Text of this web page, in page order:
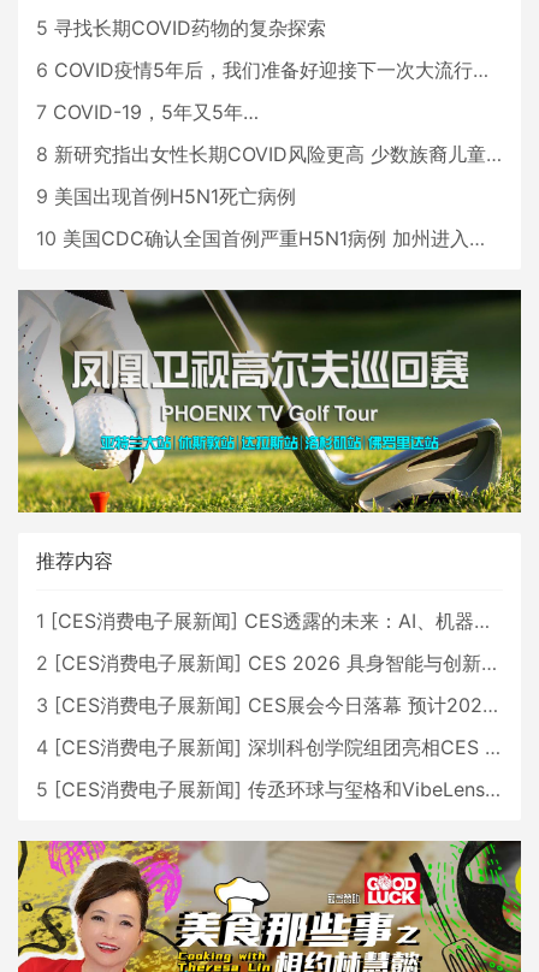
5 寻找长期COVID药物的复杂探索
6 COVID疫情5年后，我们准备好迎接下一次大流行了吗？
7 COVID-19，5年又5年…
8 新研究指出女性长期COVID风险更高 少数族裔儿童存在差异
9 美国出现首例H5N1死亡病例
10 美国CDC确认全国首例严重H5N1病例 加州进入紧急状态
推荐内容
1 [CES消费电子展新闻] CES透露的未来：AI、机器人与智能生活大爆发
2 [CES消费电子展新闻] CES 2026 具身智能与创新领域 中国公司大放异彩
3 [CES消费电子展新闻] CES展会今日落幕 预计2026行业收入将超五千亿美元
4 [CES消费电子展新闻] 深圳科创学院组团亮相CES 广受好评
5 [CES消费电子展新闻] 传丞环球与玺格和VibeLens共同推出全新耳机